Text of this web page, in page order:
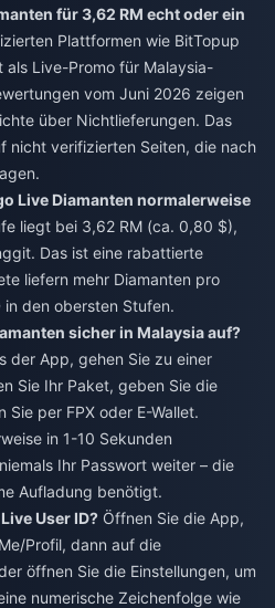
für 3,62 RM echt oder ein
Plattformen wie BitTopup
Live-Promo für Malaysia-
vom Juni 2026 zeigen
über Nichtlieferungen. Das
nicht verifizierten Seiten, die nach
Live Diamanten normalerweise
liegt bei 3,62 RM (ca. 0,80 $),
Das ist eine rabattierte
liefern mehr Diamanten pro
in den obersten Stufen.
sicher in Malaysia auf?
der App, gehen Sie zu einer
Sie Ihr Paket, geben Sie die
per FPX oder E-Wallet.
in 1-10 Sekunden
Ihr Passwort weiter – die
Aufladung benötigt.
User ID? Öffnen Sie die App,
Profil, dann auf die
öffnen Sie die Einstellungen, um
numerische Zeichenfolge wie